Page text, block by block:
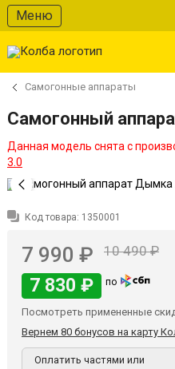
Меню
Самогонные аппараты
Самогонный
Данная модель снята с
3.0
Код товара: 1350001
7 990 ₽ 10 490 ₽
7 830 ₽ по
Посмотреть примененные
Вернем 80 бонусов на карту
Оплатить частями или